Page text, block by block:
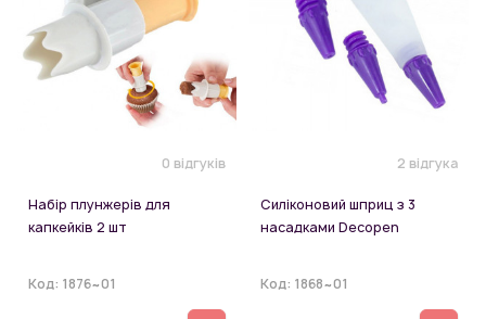
0 відгуків
Набір плунжерів для
капкейків 2 шт
Код: 1876~01
2 відгука
Силіконовий шприц з 3
насадками Decopen
Код: 1868~01